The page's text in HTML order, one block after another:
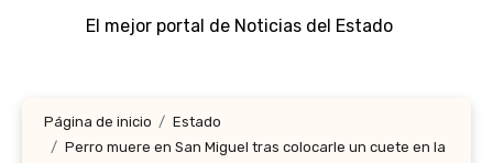
El mejor portal de Noticias del Estado
Página de inicio
Estado
Perro muere en San Miguel tras colocarle un cuete en la